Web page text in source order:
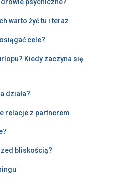
psychiczne?
warto żyć tu i teraz
cele?
Kiedy zaczyna się
działa?
relacje z partnerem
bliskością?